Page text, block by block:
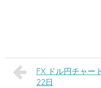
FX ドル円チャー
22日